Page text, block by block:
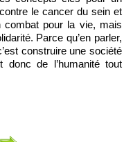
le cancer du sein et
pour la vie, mais
Parce qu’en parler,
construire une société
de l’humanité tout